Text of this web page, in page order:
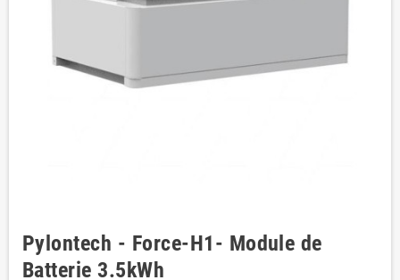
Pylontech - Force-H1- Module de
Batterie 3.5kWh